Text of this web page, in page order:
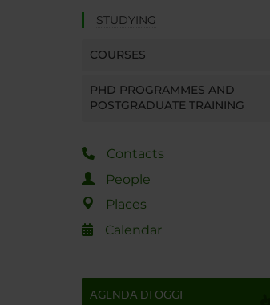
STUDYING
COURSES
PHD PROGRAMMES AND
POSTGRADUATE TRAINING
Contacts
People
Places
Calendar
AGENDA DI OGGI